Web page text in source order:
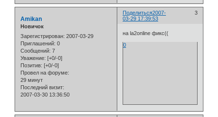
Поделиться 3
2007-
03-29 17:39:53
Amikan
Новичок
Зарегистрирован: 2007-03-29
Приглашений: 0
Сообщений: 7
Уважение: [+0/-0]
Позитив: [+0/-0]
Провел на форуме:
29 минут
Последний визит:
2007-03-30 13:36:50
на la2online фикс((
0